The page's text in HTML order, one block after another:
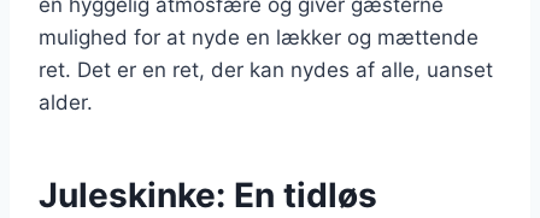
mulighed for at nyde en lækker og mættende
ret. Det er en ret, der kan nydes af alle, uanset
alder.
Juleskinke: En tidløs